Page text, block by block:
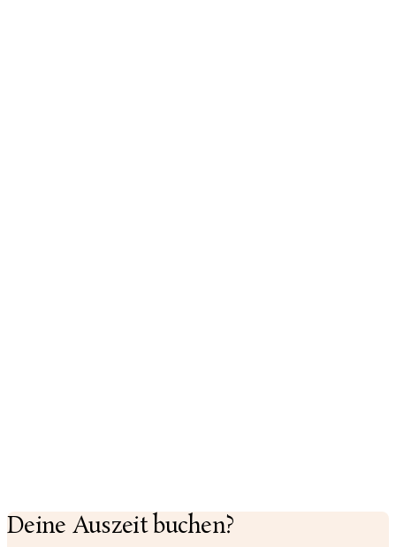
Deine Auszeit buchen?